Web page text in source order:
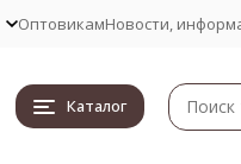
ОптовикамНовости,
Каталог